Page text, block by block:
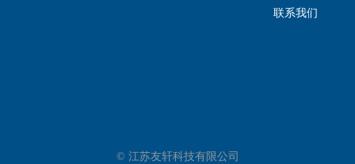
© 江苏友轩科技有限公司
联系我们